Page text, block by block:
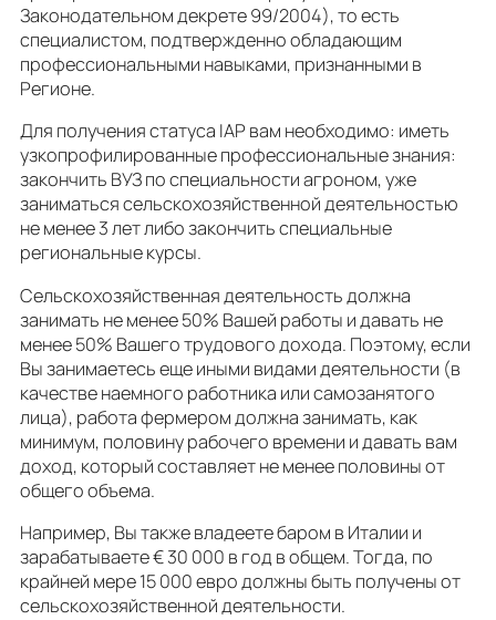
Законодательном декрете 99/2004), то есть
специалистом, подтвержденно обладающим
профессиональными навыками, признанными в
Регионе.
Для получения статуса IAP вам необходимо: иметь
узкопрофилированные профессиональные знания:
закончить ВУЗ по специальности агроном, уже
заниматься сельскохозяйственной деятельностью
не менее 3 лет либо закончить специальные
региональные курсы.
Сельскохозяйственная деятельность должна
занимать не менее 50% Вашей работы и давать не
менее 50% Вашего трудового дохода. Поэтому, если
Вы занимаетесь еще иными видами деятельности (в
качестве наемного работника или самозанятого
лица), работа фермером должна занимать, как
минимум, половину рабочего времени и давать вам
доход, который составляет не менее половины от
общего объема.
Например, Вы также владеете баром в Италии и
зарабатываете € 30 000 в год в общем. Тогда, по
крайней мере 15 000 евро должны быть получены от
сельскохозяйственной деятельности.